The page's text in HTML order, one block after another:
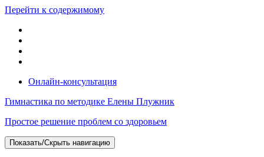
Перейти к содержимому
Онлайн-консультация
Гимнастика по методике Елены Плужник
Простое решение проблем со здоровьем
Показать/Скрыть навигацию